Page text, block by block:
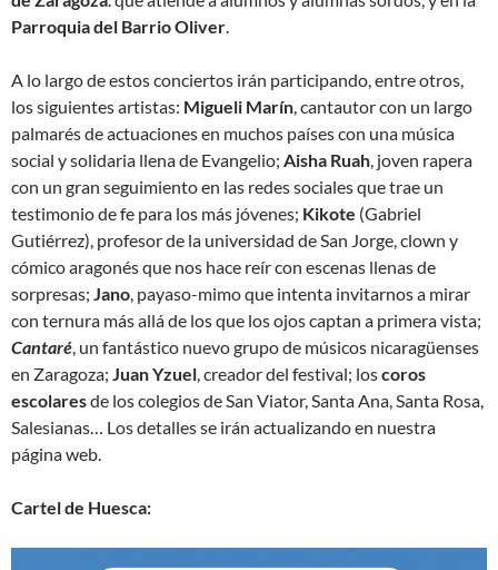
Parroquia del Barrio Oliver.
A lo largo de estos conciertos irán participando, entre otros,
los siguientes artistas: Migueli Marín, cantautor con un largo
palmarés de actuaciones en muchos países con una música
social y solidaria llena de Evangelio; Aisha Ruah, joven rapera
con un gran seguimiento en las redes sociales que trae un
testimonio de fe para los más jóvenes; Kikote (Gabriel
Gutiérrez), profesor de la universidad de San Jorge, clown y
cómico aragonés que nos hace reír con escenas llenas de
sorpresas; Jano, payaso-mimo que intenta invitarnos a mirar
con ternura más allá de los que los ojos captan a primera vista;
Cantaré, un fantástico nuevo grupo de músicos nicaragüenses
en Zaragoza; Juan Yzuel, creador del festival; loscoros
escolaresde los colegios de San Viator, Santa Ana, Santa Rosa,
Salesianas… Los detalles se irán actualizando en nuestra
página web.
Cartel de Huesca: